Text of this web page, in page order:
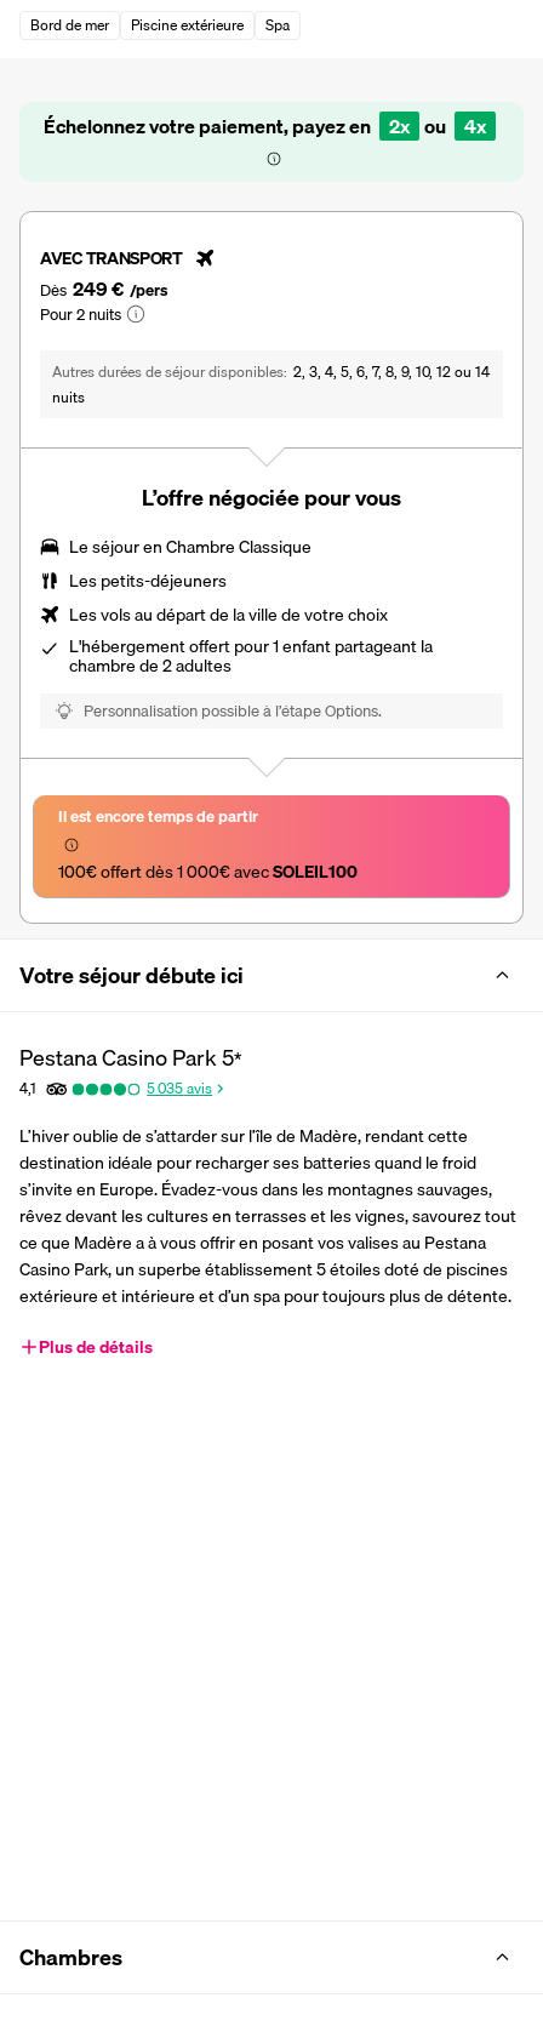
Bord de mer
Piscine extérieure Spa
Échelonnez votre paiement, payez en 2x ou 4x
AVEC TRANSPORT
Dès 249 € /pers
Pour 2 nuits
Autres durées de séjour disponibles 2, 3, 4, 5, 6, 7, 8, 9, 10, 12 ou 14
nuits
L’offre négociée pour vous
Le séjour enChambre Classique
Lespetits-déjeuners
Les vols au départ de la ville de votre choix
L'hébergement offertpour 1 enfant partageant la
chambre de 2 adultes
Personnalisation possible à l’étape Options.
Il est encore temps de partir
100€ offert dès 1 000€ avec SOLEIL100
Votre séjour débute ici
Pestana Casino Park5*
4,1 5 035avis
L’hiver oublie de s’attarder sur l’île de Madère, rendant cette
destination idéale pour recharger ses batteries quand le froid
s’invite en Europe. Évadez-vous dans les montagnes sauvages,
rêvez devant les cultures en terrasses et les vignes, savourez tout
ce que Madère a à vous offrir en posant vos valises au Pestana
Casino Park, un superbe établissement 5 étoiles doté de piscines
extérieure et intérieure et d’un spa pour toujours plus de détente.
Plus de détails
Chambres